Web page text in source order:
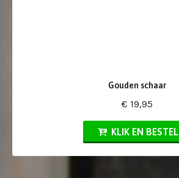
Gouden schaar
€ 19,95
KLIK EN BESTEL